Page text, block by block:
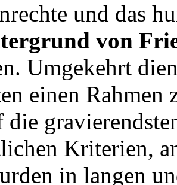
und das
von
Umgekehrt
einen Rahmen
die
Kriterien,
in langen